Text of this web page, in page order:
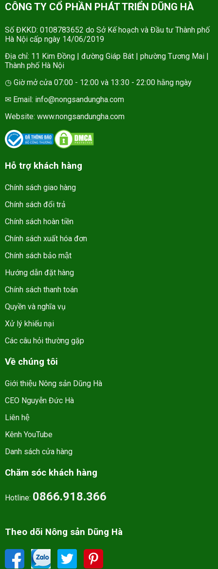
CÔNG TY CỔ PHẦN PHÁT TRIỂN DŨNG HÀ
Số ĐKKD: 0108783652 do Sở Kế hoạch và Đầu tư Thành phố
Hà Nội cấp ngày 14/06/2019
Địa chỉ: 11 Kim Đồng | đường Giáp Bát | phường Tương Mai |
Thành phố Hà Nội
◷ Giờ mở cửa 07:00 - 12:00 và 13:30 - 22:00 hằng ngày
✉ Email: info@nongsandungha.com
Website: www.nongsandungha.com
Hỗ trợ khách hàng
Chính sách giao hàng
Chính sách đổi trả
Chính sách hoàn tiền
Chính sách xuất hóa đơn
Chính sách bảo mật
Hướng dẫn đặt hàng
Chính sách thanh toán
Quyền và nghĩa vụ
Xử lý khiếu nại
Các câu hỏi thường gặp
Về chúng tôi
Giới thiệu Nông sản Dũng Hà
CEO Nguyễn Đức Hà
Liên hệ
Kênh YouTube
Danh sách cửa hàng
Chăm sóc khách hàng
Hotline: 0866.918.366
Theo dõi Nông sản Dũng Hà